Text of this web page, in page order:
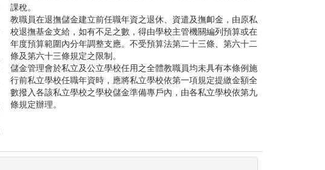
課稅。
教職員在退撫儲金建立前任職年資之退休、資遣及撫卹金，由原私
校退撫基金支給，如有不足之數，得由學校主管機關編列預算或在
年度預算範圍內分年調整支應。不受預算法第二十三條、第六十二
條及第六十三條規定之限制。
儲金管理會於私立及公立學校任用之全體教職員均未具有本條例施
行前私立學校任職年資時，應將私立學校依第一項規定提繳金額全
數撥入各該私立學校之學校儲金準備專戶內，由各私立學校依第九
條規定辦理。